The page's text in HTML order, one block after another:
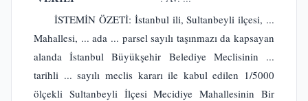
İSTEMİN ÖZETİ: İstanbul ili, Sultanbeyli ilçesi, ...
Mahallesi, ... ada ... parsel sayılı taşınmazı da kapsayan
alanda İstanbul Büyükşehir Belediye Meclisinin ...
tarihli ... sayılı meclis kararı ile kabul edilen 1/5000
ölçekli Sultanbeyli İlçesi Mecidiye Mahallesinin Bir